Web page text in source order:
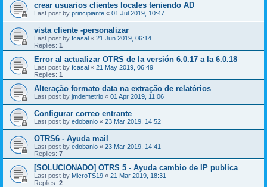
crear usuarios clientes locales teniendo AD
Last post by principiante « 01 Jul 2019, 10:47
vista cliente -personalizar
Last post by fcasal « 21 Jun 2019, 06:14
Replies: 1
Error al actualizar OTRS de la versión 6.0.17 a la 6.0.18
Last post by fcasal « 21 May 2019, 06:49
Replies: 1
Alteração formato data na extração de relatórios
Last post by jmdemetrio « 01 Apr 2019, 11:06
Configurar correo entrante
Last post by edobanio « 23 Mar 2019, 14:52
OTRS6 - Ayuda mail
Last post by edobanio « 23 Mar 2019, 14:41
Replies: 7
[SOLUCIONADO] OTRS 5 - Ayuda cambio de IP publica
Last post by MicroTS19 « 21 Mar 2019, 18:31
Replies: 2